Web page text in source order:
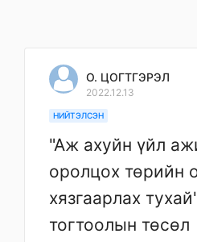
О. ЦОГТГЭРЭЛ
2022.12.13
НИЙТЭЛСЭН
"Аж ахуйн үйл
оролцох төрийн
хязгаарлах
тогтоолын төсөл